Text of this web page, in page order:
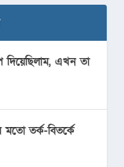
এখন তা
মতো তর্ক-বিতর্কে